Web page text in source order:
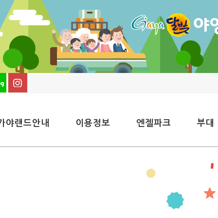
야랜드안내 이용정보 엔젤파크 부대